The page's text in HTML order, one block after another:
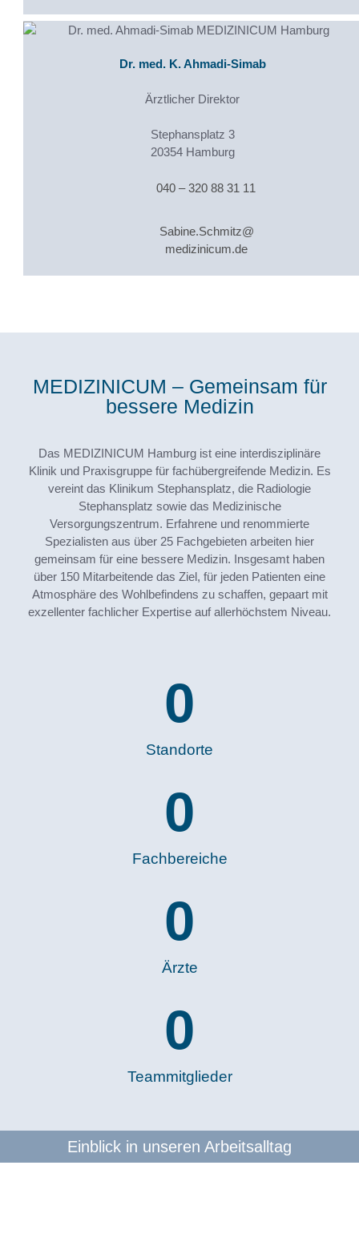
Dr. med. K. Ahmadi-Simab
Ärztlicher Direktor
Stephansplatz 3
20354 Hamburg
040 – 320 88 31 11
Sabine.Schmitz@
medizinicum.de
MEDIZINICUM – Gemeinsam für
bessere Medizin
Das MEDIZINICUM Hamburg ist eine interdisziplinäre
Klinik und Praxisgruppe für fachübergreifende Medizin. Es
vereint das Klinikum Stephansplatz, die Radiologie
Stephansplatz sowie das Medizinische
Versorgungszentrum. Erfahrene und renommierte
Spezialisten aus über 25 Fachgebieten arbeiten hier
gemeinsam für eine bessere Medizin. Insgesamt haben
über 150 Mitarbeitende das Ziel, für jeden Patienten eine
Atmosphäre des Wohlbefindens zu schaffen, gepaart mit
exzellenter fachlicher Expertise auf allerhöchstem Niveau.
Standorte
0
Fachbereiche
0
Ärzte
0
Teammitglieder
0
Einblick in unseren Arbeitsalltag